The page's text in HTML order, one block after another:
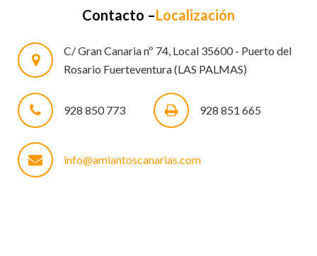
Contacto –Localización
C/ Gran Canaria nº 74, Local 35600 - Puerto del
Rosario Fuerteventura (LAS PALMAS)
928 850 773 928 851 665
info@amiantoscanarias.com